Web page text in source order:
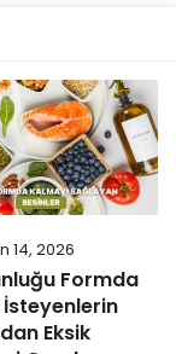
14, 2026
Formda
Eksik